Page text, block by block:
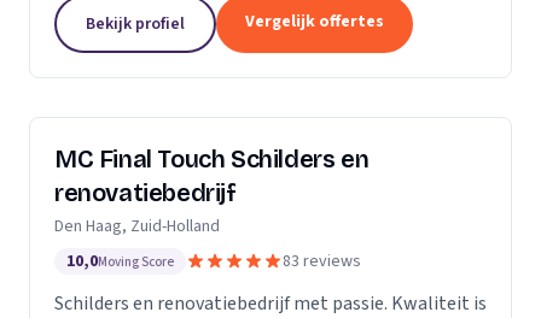
to significantly enhance your digital presence. Our...
Bekijk profiel Vergelijk offertes
MC Final Touch Schilders en
renovatiebedrijf
Den Haag, Zuid-Holland
10,0Moving Score 83 reviews
Schilders en renovatiebedrijf met passie. Kwaliteit is